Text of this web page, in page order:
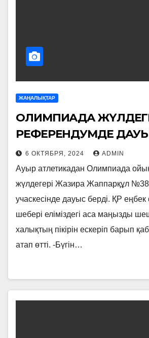
ЖАҢАЛЫҚТАР
ОЛИМПИАДА
РЕФЕРЕНДУМДЕ
6 ОКТЯБРЯ, 2024 ADMIN
Ауыр атлетикадан Олимпиада
жүлдегері Жазира Жаппарқұл
учаскесінде дауыс берді. ҚР еңбек
шебері еліміздегі аса маңызды
халықтың пікірін ескеріп барып
атап өтті. -Бүгін…